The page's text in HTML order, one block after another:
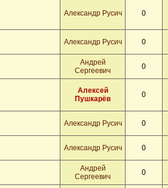
Александр Русич 0
Александр Русич 0
Андрей
Сергеевич
0
Алексей
Пушкарёв
0
Александр Русич 0
Александр Русич 0
Андрей
Сергеевич
0